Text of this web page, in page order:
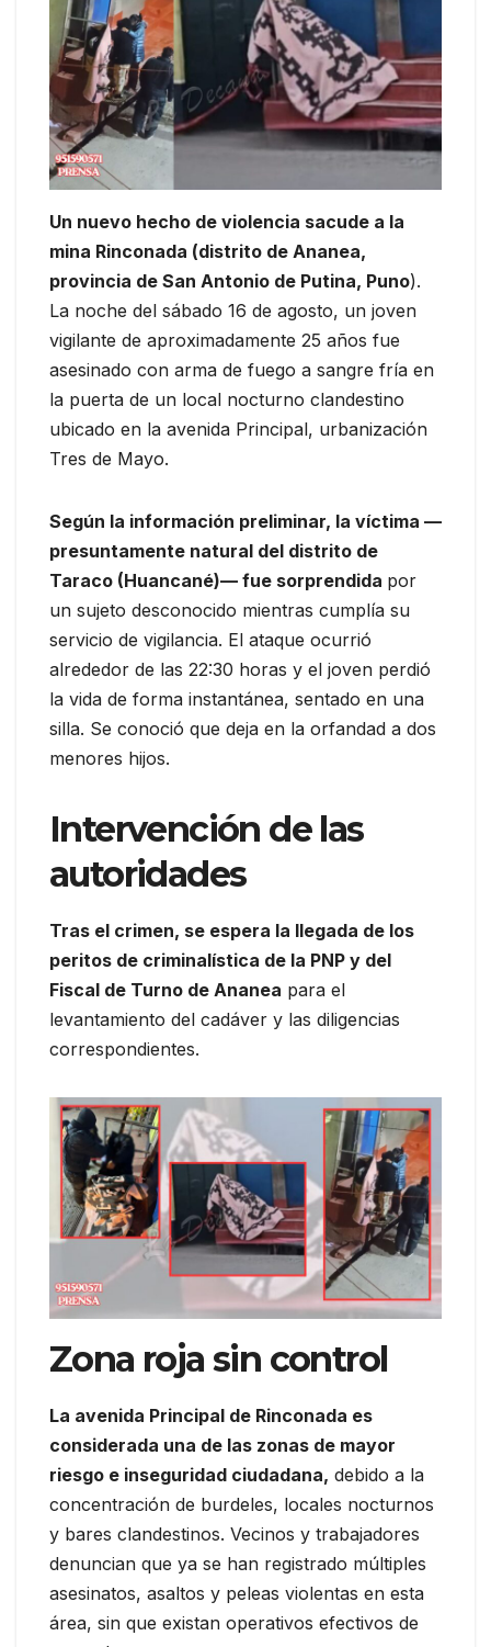
Un nuevo hecho de violencia sacude a la
mina Rinconada (distrito de Ananea,
provincia de San Antonio de Putina, Puno).
La noche del sábado 16 de agosto, un joven
vigilante de aproximadamente 25 años fue
asesinado con arma de fuego a sangre fría en
la puerta de un local nocturno clandestino
ubicado en la avenida Principal, urbanización
Tres de Mayo.
Según la información preliminar, la víctima —
presuntamente natural del distrito de
Taraco (Huancané)— fue sorprendida por
un sujeto desconocido mientras cumplía su
servicio de vigilancia. El ataque ocurrió
alrededor de las 22:30 horas y el joven perdió
la vida de forma instantánea, sentado en una
silla. Se conoció que deja en la orfandad a dos
menores hijos.
Intervención de las
autoridades
Tras el crimen, se espera la llegada de los
peritos de criminalística de la PNP y del
Fiscal de Turno de Ananea para el
levantamiento del cadáver y las diligencias
correspondientes.
Zona roja sin control
La avenida Principal de Rinconada es
considerada una de las zonas de mayor
riesgo e inseguridad ciudadana, debido a la
concentración de burdeles, locales nocturnos
y bares clandestinos. Vecinos y trabajadores
denuncian que ya se han registrado múltiples
asesinatos, asaltos y peleas violentas en esta
área, sin que existan operativos efectivos de